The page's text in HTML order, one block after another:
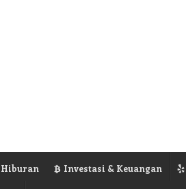
Hiburan Investasi & Keuangan